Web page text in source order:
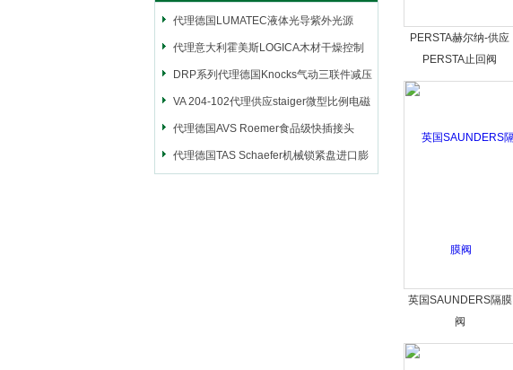
代理德国LUMATEC液体光导紫外光源
代理意大利霍美斯LOGICA木材干燥控制
仪
DRP系列代理德国Knocks气动三联件减压
阀
VA 204-102代理供应staiger微型比例电磁
阀
代理德国AVS Roemer食品级快插接头
代理德国TAS Schaefer机械锁紧盘进口膨
PERSTA赫尔纳-供应
PERSTA止回阀
英国SAUNDERS隔膜
阀